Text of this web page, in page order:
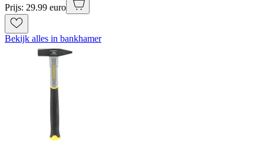
Prijs: 29.99 euro
Bekijk alles in bankhamer